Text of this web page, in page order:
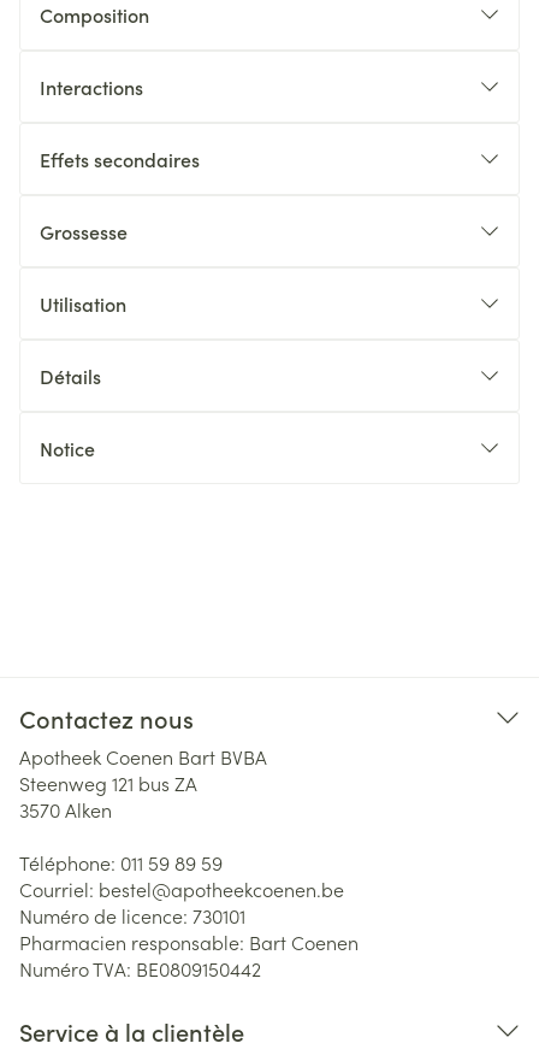
Composition
Interactions
Effets secondaires
Grossesse
Utilisation
Détails
Notice
Contactez nous
Apotheek Coenen Bart BVBA
Steenweg 121 bus ZA
3570Alken
Téléphone: 011 59 89 59
Courriel: bestel@apotheekcoenen.be
Numéro de licence: 730101
Pharmacien responsable: Bart Coenen
Numéro TVA: BE0809150442
Service à la clientèle